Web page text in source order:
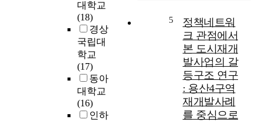
대학교
(18)
경상
국립대
학교
(17)
동아
대학교
(16)
인하
5
정책네트워
크 관점에서
본 도시재개
발사업의 갈
등구조 연구
: 용산4구역
재개발사례
를 중심으로